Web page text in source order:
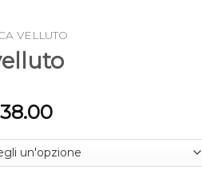
VELLUTO
38.00